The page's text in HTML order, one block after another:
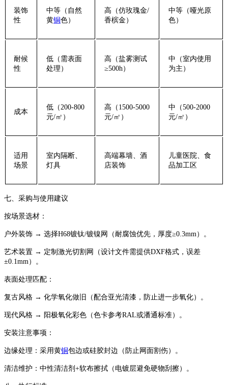
‌装饰
性‌
中等（自然
黄铜色）
高（仿玫瑰金/
香槟金）
中等（哑光原
色）
‌耐候
性‌
低（需表面
处理）
高（盐雾测试
≥500h）
中（室内使用
为主）
‌成本‌
低（200-800
元/㎡）
高（1500-5000
元/㎡）
中（500-2000
元/㎡）
‌适用
场景‌
室内隔断、
灯具
高端幕墙、酒
店装饰
儿童医院、食
品加工区
‌七、采购与使用建议‌
‌按场景选材‌：
‌户外装饰‌ → 选择H68镀钛/镀镍网（耐腐蚀优先，厚度≥0.3mm）。
‌艺术装置‌ → 定制激光切割网（设计文件需提供DXF格式，误差
±0.1mm）。
‌表面处理匹配‌：
‌复古风格‌ → 化学氧化做旧（配合亚光清漆，防止进一步氧化）。
‌现代风格‌ → 阳极氧化彩色（色卡参考RAL或潘通标准）。
‌安装注意事项‌：
边缘处理：采用黄铜包边或硅胶封边（防止网面割伤）。
清洁维护：中性清洁剂+软布擦拭（电镀层避免硬物刮擦）。